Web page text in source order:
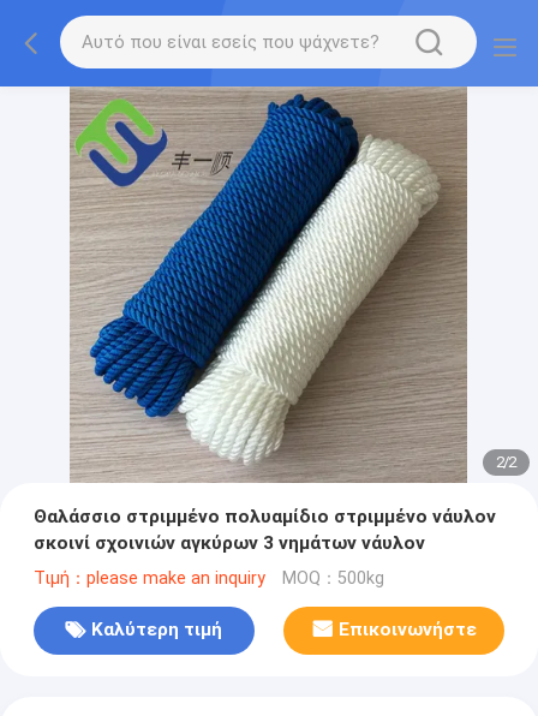
2/2
Θαλάσσιο στριμμένο πολυαμίδιο στριμμένο νάυλον
σκοινί σχοινιών αγκύρων 3 νημάτων νάυλον
Τιμή：please make an inquiry MOQ：500kg
Καλύτερη τιμή Επικοινωνήστε